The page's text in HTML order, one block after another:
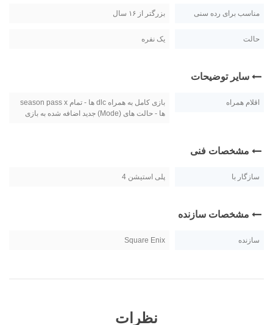
مناسب برای رده سنی بزرگتر از ۱۶ سال
حالت یک نفره
سایر توضیحات
اقلام همراه
بازی کامل به همراه dlc ها - تمام season pass x
ها - حالت های (Mode) جدید اضافه شده به بازی
مشخصات فنی
سازگار با پلی استیشن 4
مشخصات سازنده
سازنده Square Enix
نظرات